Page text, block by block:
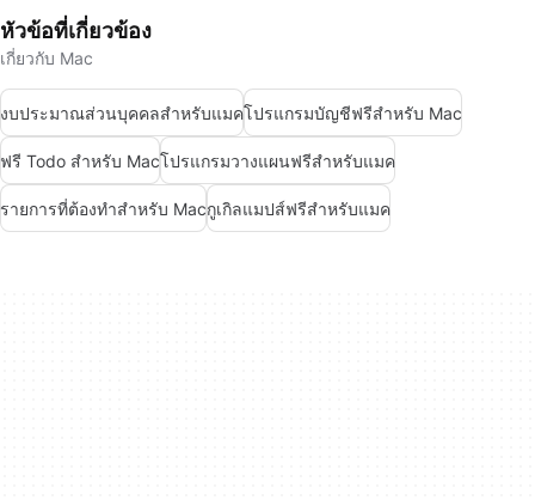
หัวข้อที่เกี่ยวข้อง
เกี่ยวกับ Mac
งบประมาณส่วนบุคคลสำหรับแมคโปรแกรมบัญชีฟรีสำหรับ Mac
ฟรี Todo สำหรับ Macโปรแกรมวางแผนฟรีสำหรับแมค
รายการที่ต้องทำสำหรับ Macกูเกิลแมปส์ฟรีสำหรับแมค